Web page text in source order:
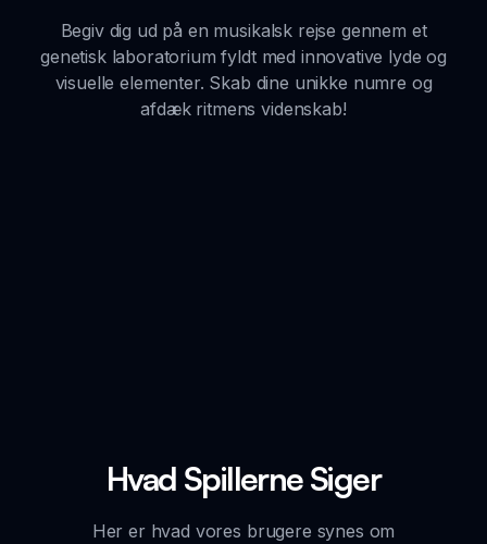
Begiv dig ud på en musikalsk rejse gennem et
genetisk laboratorium fyldt med innovative lyde og
visuelle elementer. Skab dine unikke numre og
afdæk ritmens videnskab!
Hvad Spillerne Siger
Her er hvad vores brugere synes om